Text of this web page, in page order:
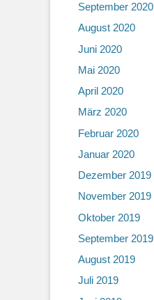
September 2020
August 2020
Juni 2020
Mai 2020
April 2020
März 2020
Februar 2020
Januar 2020
Dezember 2019
November 2019
Oktober 2019
September 2019
August 2019
Juli 2019